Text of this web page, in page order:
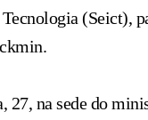
na sede do